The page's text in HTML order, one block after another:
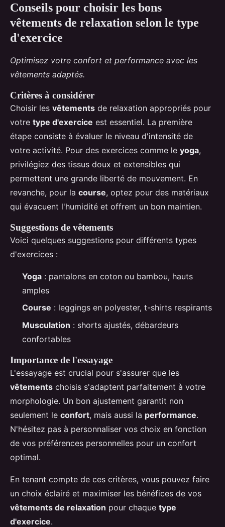
Conseils pour choisir les bons
vêtements de relaxation selon le type
d'exercice
Optimisez votre confort et performance avec les
vêtements adaptés.
Critères à considérer
Choisir les vêtements de relaxation appropriés pour
votre type d'exercice est essentiel. La première
étape consiste à évaluer le niveau d'intensité de
votre activité. Pour des exercices comme le yoga,
privilégiez des tissus doux et extensibles qui
permettent une grande liberté de mouvement. En
revanche, pour la course, optez pour des matériaux
qui évacuent l'humidité et offrent un bon maintien.
Suggestions de vêtements
Voici quelques suggestions pour différents types
d'exercices :
Yoga : pantalons en coton ou bambou, hauts
amples
Course : leggings en polyester, t-shirts respirants
Musculation : shorts ajustés, débardeurs
confortables
Importance de l'essayage
L'essayage est crucial pour s'assurer que les
vêtements choisis s'adaptent parfaitement à votre
morphologie. Un bon ajustement garantit non
seulement le confort, mais aussi la performance.
N'hésitez pas à personnaliser vos choix en fonction
de vos préférences personnelles pour un confort
optimal.
En tenant compte de ces critères, vous pouvez faire
un choix éclairé et maximiser les bénéfices de vos
vêtements de relaxation pour chaque type
d'exercice.